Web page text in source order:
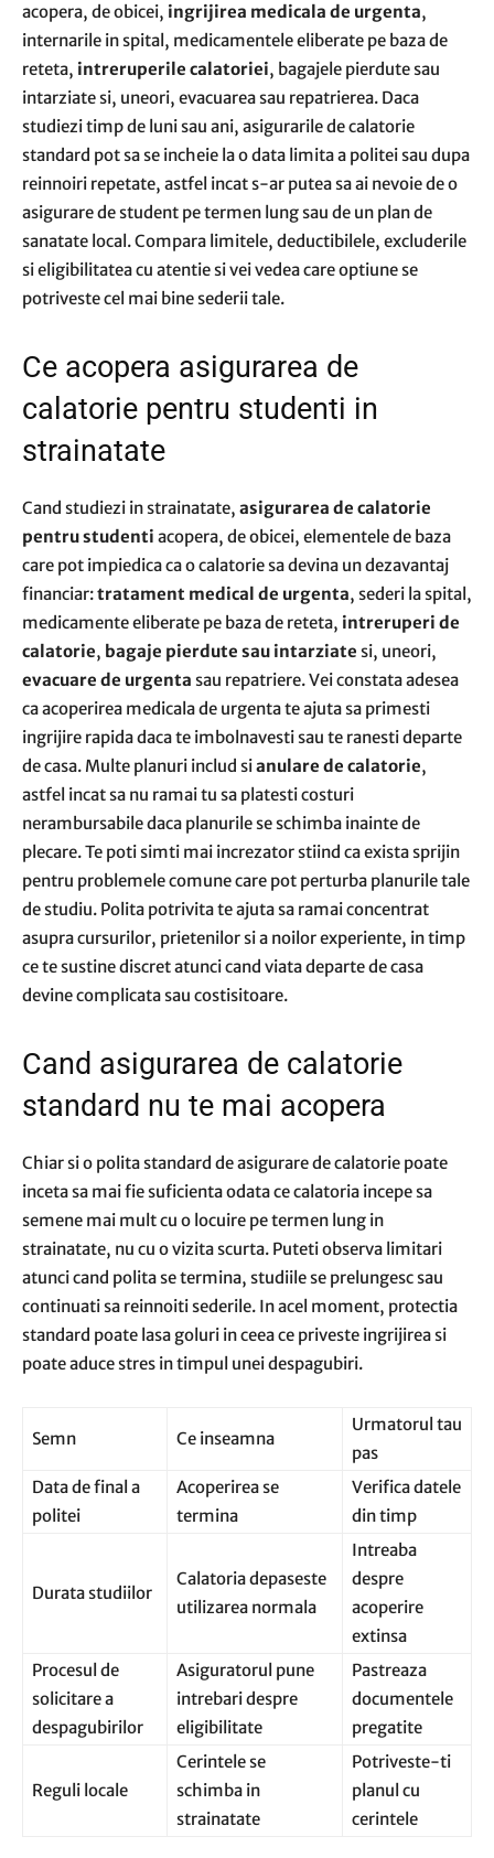
acopera, de obicei, ingrijirea medicala de urgenta,
internarile in spital, medicamentele eliberate pe baza de
reteta, intreruperile calatoriei, bagajele pierdute sau
intarziate si, uneori, evacuarea sau repatrierea. Daca
studiezi timp de luni sau ani, asigurarile de calatorie
standard pot sa se incheie la o data limita a politei sau dupa
reinnoiri repetate, astfel incat s-ar putea sa ai nevoie de o
asigurare de student pe termen lung sau de un plan de
sanatate local. Compara limitele, deductibilele, excluderile
si eligibilitatea cu atentie si vei vedea care optiune se
potriveste cel mai bine sederii tale.
Ce acopera asigurarea de
calatorie pentru studenti in
strainatate
Cand studiezi in strainatate, asigurarea de calatorie
pentru studenti acopera, de obicei, elementele de baza
care pot impiedica ca o calatorie sa devina un dezavantaj
financiar:tratament medical de urgenta, sederi la spital,
medicamente eliberate pe baza de reteta, intreruperi de
calatorie, bagaje pierdute sau intarziate si, uneori,
evacuare de urgenta sau repatriere. Vei constata adesea
ca acoperirea medicala de urgenta te ajuta sa primesti
ingrijire rapida daca te imbolnavesti sau te ranesti departe
de casa. Multe planuri includ sianulare de calatorie,
astfel incat sa nu ramai tu sa platesti costuri
nerambursabile daca planurile se schimba inainte de
plecare. Te poti simti mai increzator stiind ca exista sprijin
pentru problemele comune care pot perturba planurile tale
de studiu. Polita potrivita te ajuta sa ramai concentrat
asupra cursurilor, prietenilor si a noilor experiente, in timp
ce te sustine discret atunci cand viata departe de casa
devine complicata sau costisitoare.
Cand asigurarea de calatorie
standard nu te mai acopera
Chiar si o polita standard de asigurare de calatorie poate
inceta sa mai fie suficienta odata ce calatoria incepe sa
semene mai mult cu o locuire pe termen lung in
strainatate, nu cu o vizita scurta. Puteti observa limitari
atunci cand polita se termina, studiile se prelungesc sau
continuati sa reinnoiti sederile. In acel moment, protectia
standard poate lasa goluri in ceea ce priveste ingrijirea si
poate aduce stres in timpul unei despagubiri.
Semn Ce inseamna
Urmatorul tau
pas
Data de final a
politei
Acoperirea se
termina
Verifica datele
din timp
Durata studiilor
Calatoria depaseste
utilizarea normala
Intreaba
despre
acoperire
extinsa
Procesul de
solicitare a
despagubirilor
Asiguratorul pune
intrebari despre
eligibilitate
Pastreaza
documentele
pregatite
Reguli locale
Cerintele se
schimba in
strainatate
Potriveste-ti
planul cu
cerintele